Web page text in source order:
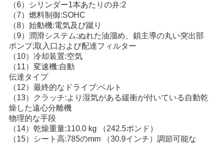
を
要
求
し
な
さ
い
（6）シリンダー1本あたりの弁:2
（7）燃料制御:SOHC
（8）始動機:電気及び蹴り
（9）潤滑システム:ぬれた油溜め、鎖主導の丸い突出部
ポンプ;取入口および配達フィルター
（10）冷却装置:空気
（11）変速機:自動
伝達タイプ
（12）最終的なドライブ:ベルト
（13）クラッチ:より湿気がある緩衝が付いている自動乾
燥した遠心分離機
物理的な手段
（14）乾燥重量:110.0 kg （242.5ポンド）
（15）シート高:785のmm （30.9インチ）調節可能な